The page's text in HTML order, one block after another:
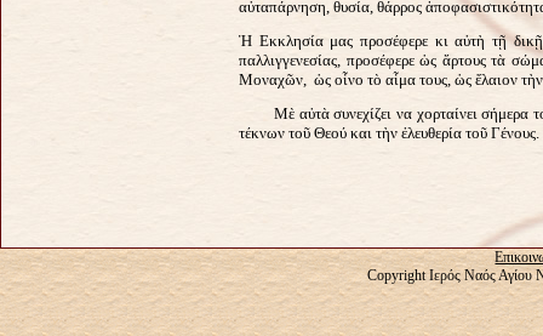
αὐταπάρνηση, θυσία, θάρρος
Ἡ Εκκλησία μας προσέφερε κι αὐτὴ τῇ
παλλιγγενεσίας, προσέφερε ὡς ἄρτους τὰ
Μοναχῶν, ὡς οἶνο τὸ αἷμα τους, ὡς ἔλαιον τὴν
Μὲ αὐτὰ συνεχίζει να χορταίνει σήμερα
τέκνων τοῦ Θεού και τὴν ἐλευθερία τοῦ Γένους.
Copyright Ιερός Ναός Αγίου